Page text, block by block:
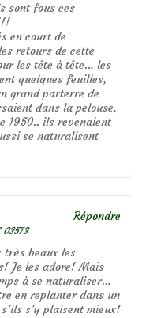
sont fous ces
en court de
retours de cette
les tête à tête… les
quelques feuilles,
grand parterre de
dans la pelouse,
1950.. ils revenaient
se naturalisent
03573
très beaux les
Je les adore! Mais
à se naturaliser…
en replanter dans un
s’y plaisent mieux!
Répondre